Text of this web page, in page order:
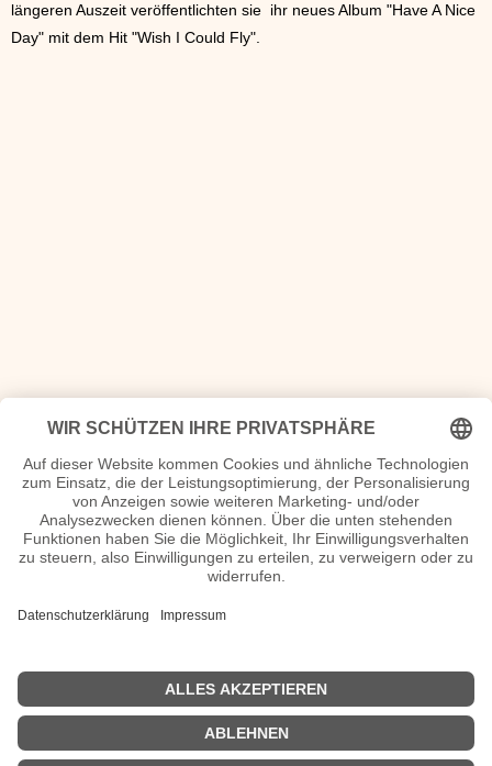
längeren Auszeit veröffentlichten sie ihr neues Album "Have A Nice
Day" mit dem Hit "Wish I Could Fly".
Per Gessle Seiten, Herkunft, verheiratet, Kinder, Kurzbio etc.
Movies Per Gessle Filme
n.n.v.